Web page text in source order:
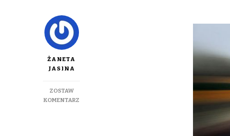
ŻANETA
JASINA
ZOSTAW
KOMENTARZ